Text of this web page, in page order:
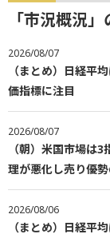
「市況概況
2026/08/07
（まとめ）日経平
価指標に注目
2026/08/07
（朝）米国市場は
理が悪化し売り優
2026/08/06
（まとめ）日経平